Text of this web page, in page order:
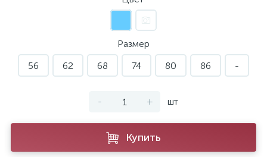
Размер
56
62 68 74 80 86 -
- + шт
Купить